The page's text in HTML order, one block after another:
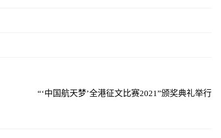
“‘中国航天梦’全港征文比赛2021”颁奖典礼举行